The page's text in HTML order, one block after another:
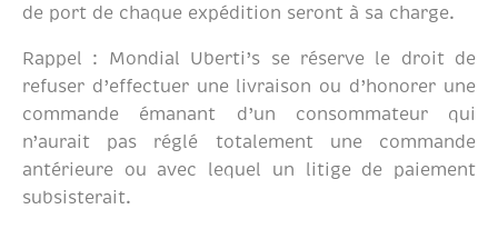
de port de chaque expédition seront à sa charge.
Rappel : Mondial Uberti’s se réserve le droit de
refuser d’effectuer une livraison ou d’honorer une
commande émanant d’un consommateur qui
n’aurait pas réglé totalement une commande
antérieure ou avec lequel un litige de paiement
subsisterait.